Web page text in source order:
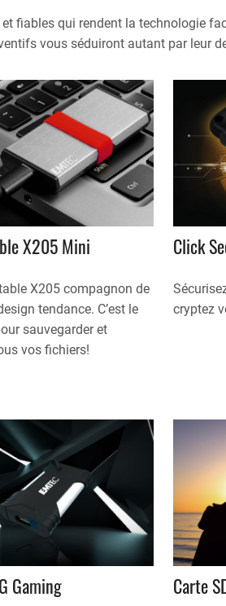
fiables qui rendent la technologie
vous séduiront autant par leur
X205 Mini
X205 compagnon de
tendance. C’est le
sauvegarder et
vos fichiers!
Click
cryptez
Gaming Carte